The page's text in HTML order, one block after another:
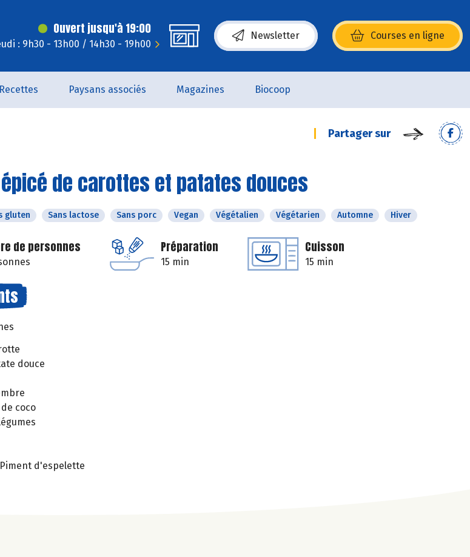
Ouvert jusqu'à 19:00
: 9h30 - 13h00 / 14h30 - 19h00
Newsletter Courses en ligne
(s’ouvre dans une nouvelle fenêtre)
Recettes Paysans associés Magazines Biocoop
Partager sur
de carottes et patates douces
gluten Sans lactose Sans porc Vegan Végétalien Végétarien Automne Hiver
de personnes Préparation
15 min
Cuisson
15 min
douce
coco
d'espelette